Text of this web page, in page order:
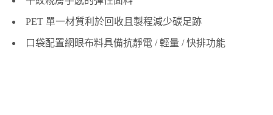
PET 單一材質利於回收且製程減少碳足跡
口袋配置網眼布料具備抗靜電 / 輕量 / 快排功能